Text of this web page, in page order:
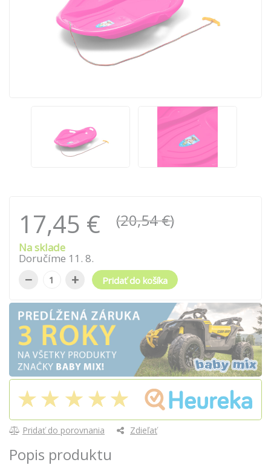
17,45 € (20,54 €)
Na sklade
Doručíme 11 . 8.
− + Pridať do košíka
Pridať do porovnania Zdieľať
Popis produktu